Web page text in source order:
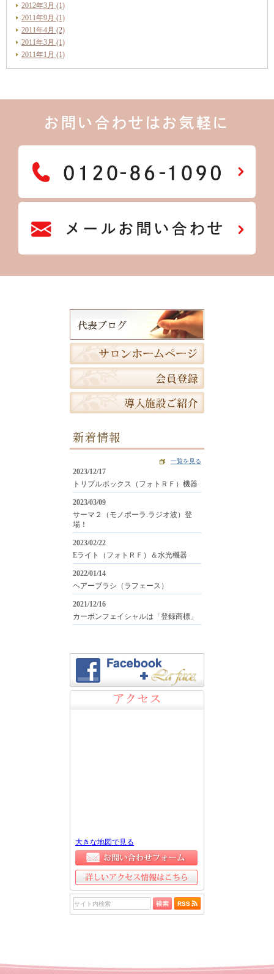
2012年3月 (1)
2011年9月 (1)
2011年4月 (2)
2011年3月 (1)
2011年1月 (1)
お問い合わせはお気軽に
新着情報
一覧を見る
2023/12/17
トリプルボックス（フォトＲＦ）機器
2023/03/09
サーマ２（モノポーラ.ラジオ波）登
場！
2023/02/22
Eライト（フォトＲＦ）＆水光機器
2022/01/14
ヘアーブラシ（ラフェース）
2021/12/16
カーボンフェイシャルは「登録商標」
アクセス
大きな地図で見る